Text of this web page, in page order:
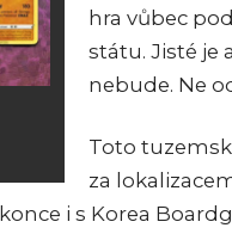
hra vůbec
státu. Jisté je
nebude. Ne
Toto
za
i s Korea